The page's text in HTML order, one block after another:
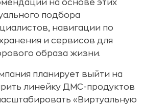
на основе этих
подбора
навигации по
и сервисов для
образа жизни.
планирует выйти на
линейку ДМС-продуктов
«Виртуальную